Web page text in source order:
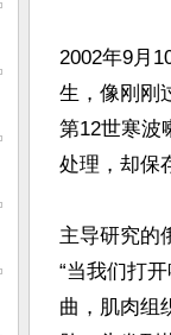
2002年9月
生，像刚刚
第12世寒波
处理，却保
主导研究的
“当我们打
曲，肌肉组